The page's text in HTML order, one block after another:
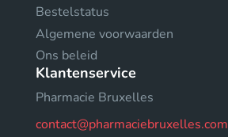
Bestelstatus
Algemene voorwaarden
Ons beleid
Klantenservice
Pharmacie Bruxelles
contact@pharmaciebruxelles.com